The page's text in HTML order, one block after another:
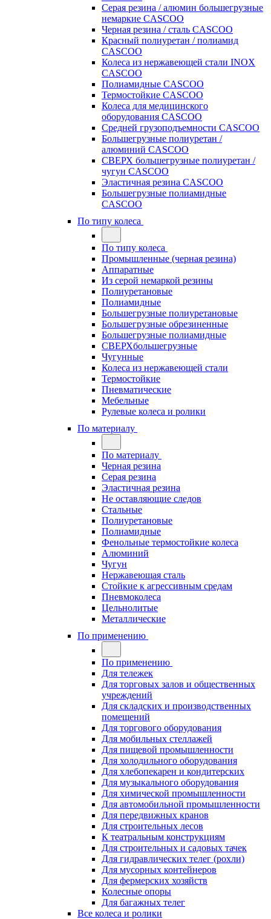
Серая резина / алюмин большегрузные
немаркие CASCOO
Черная резина / сталь CASCOO
Красный полиуретан / полиамид
CASCOO
Колеса из нержавеющей стали INOX
CASCOO
Полиамидные CASCOO
Термостойкие CASCOO
Колеса для медицинского
оборудования CASCOO
Средней грузоподъемности CASCOO
Большегрузные полиуретан /
алюминий CASCOO
СВЕРХ большегрузные полиуретан /
чугун CASCOO
Эластичная резина CASCOO
Большегрузные полиамидные
CASCOO
По типу колеса
По типу колеса
Промышленные (черная резина)
Аппаратные
Из серой немаркой резины
Полиуретановые
Полиамидные
Большегрузные полиуретановые
Большегрузные обрезиненные
Большегрузные полиамидные
СВЕРХбольшегрузные
Чугунные
Колеса из нержавеющей стали
Термостойкие
Пневматические
Мебельные
Рулевые колеса и ролики
По материалу
По материалу
Черная резина
Серая резина
Эластичная резина
Не оставляющие следов
Стальные
Полиуретановые
Полиамидные
Фенольные термостойкие колеса
Алюминий
Чугун
Нержавеющая сталь
Стойкие к агрессивным средам
Пневмоколеса
Цельнолитые
Металлические
По применению
По применению
Для тележек
Для торговых залов и общественных
учреждений
Для складских и производственных
помещений
Для торгового оборудования
Для мобильных стеллажей
Для пищевой промышленности
Для холодильного оборудования
Для хлебопекарен и кондитерских
Для музыкального оборудования
Для химической промышленности
Для автомобильной промышленности
Для передвижных кранов
Для строительных лесов
К театральным конструкциям
Для строительных и садовых тачек
Для гидравлических телег (рохли)
Для мусорных контейнеров
Для фермерских хозяйств
Колесные опоры
Для багажных телег
Все колеса и ролики